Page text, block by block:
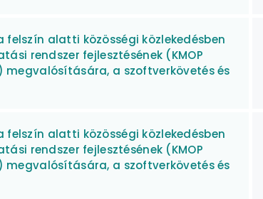
felszín alatti közösségi közlekedésben
rendszer fejlesztésének (KMOP
megvalósítására, a szoftverkövetés és
felszín alatti közösségi közlekedésben
rendszer fejlesztésének (KMOP
megvalósítására, a szoftverkövetés és